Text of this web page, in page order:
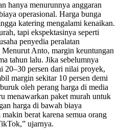
hanya menurunnya anggaran
operasional. Harga bunga
katering mengalami kenaikan.
tapi ekspektasinya seperti
penyedia peralatan
Anto, margin keuntungan
tahun lalu. Jika sebelumnya
20–30 persen dari nilai proyek,
margin sekitar 10 persen demi
oleh perang harga di media
menawarkan paket murah untuk
harga di bawah biaya
berat karena semua orang
ujarnya.